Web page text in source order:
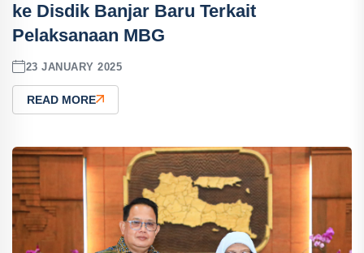
ke Disdik Banjar Baru Terkait
Pelaksanaan MBG
23 JANUARY 2025
READ MORE